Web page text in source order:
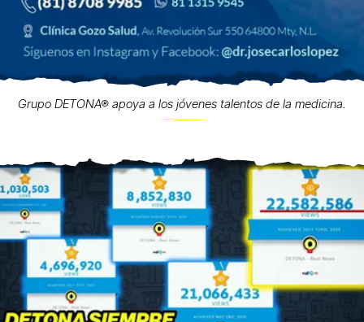
Grupo DETONA® apoya a los jóvenes talentos de la medicina.